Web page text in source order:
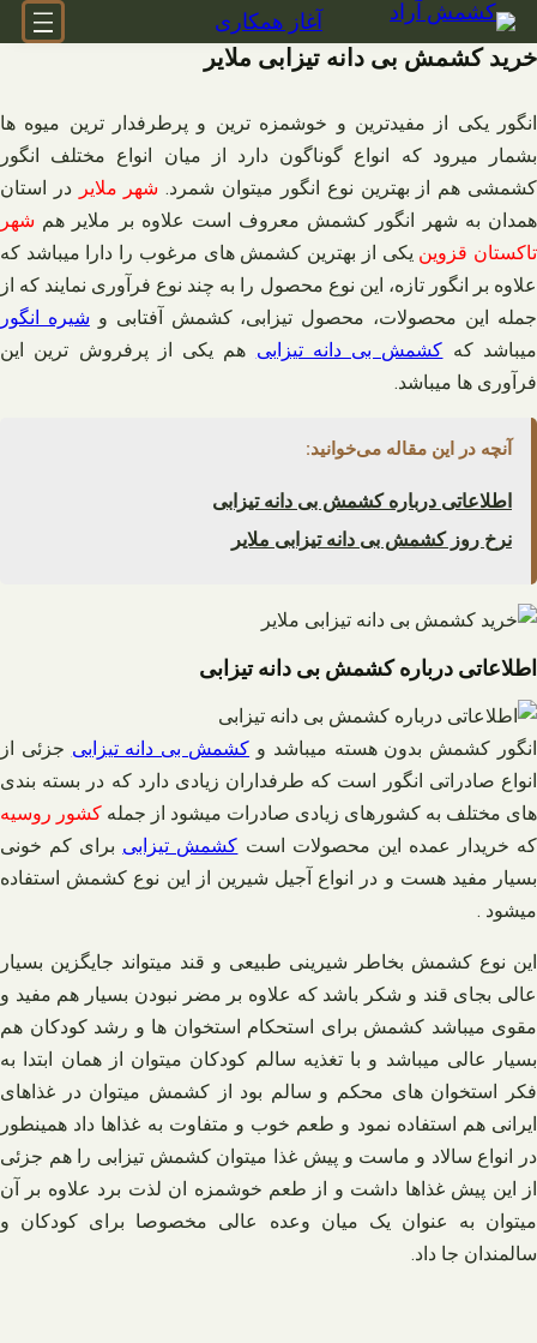
رفتن
به
محتوا
آغاز همکاری
خرید کشمش بی دانه تیزابی ملایر
انگور یکی از مفیدترین و خوشمزه ترین و پرطرفدار ترین میوه ها
بشمار میرود که انواع گوناگون دارد از میان انواع مختلف انگور
کشمشی هم از بهترین نوع انگور میتوان شمرد. شهر ملایر در استان
همدان به شهر انگور کشمش معروف است علاوه بر ملایر هم شهر
تاکستان قزوین یکی از بهترین کشمش های مرغوب را دارا میباشد که
علاوه بر انگور تازه، این نوع محصول را به چند نوع فرآوری نمایند که از
جمله این محصولات، محصول تیزابی، کشمش آفتابی و شیره انگور
میباشد که کشمش بی دانه تیزابی هم یکی از پرفروش ترین این
فرآوری ها میباشد.
آنچه در این مقاله می‌خوانید:
اطلاعاتی درباره کشمش بی دانه تیزابی
نرخ روز کشمش بی دانه تیزابی ملایر
اطلاعاتی درباره کشمش بی دانه تیزابی
انگور کشمش بدون هسته میباشد و کشمش بی دانه تیزابی جزئی از
انواع صادراتی انگور است که طرفداران زیادی دارد که در بسته بندی
های مختلف به کشورهای زیادی صادرات میشود از جمله کشور روسیه
که خریدار عمده این محصولات است کشمش تیزابی برای کم خونی
بسیار مفید هست و در انواع آجیل شیرین از این نوع کشمش استفاده
میشود .
این نوع کشمش بخاطر شیرینی طبیعی و قند میتواند جایگزین بسیار
عالی بجای قند و شکر باشد که علاوه بر مضر نبودن بسیار هم مفید و
مقوی میباشد کشمش برای استحکام استخوان ها و رشد کودکان هم
بسیار عالی میباشد و با تغذیه سالم کودکان میتوان از همان ابتدا به
فکر استخوان های محکم و سالم بود از کشمش میتوان در غذاهای
ایرانی هم استفاده نمود و طعم خوب و متفاوت به غذاها داد همینطور
در انواع سالاد و ماست و پیش غذا میتوان کشمش تیزابی را هم جزئی
از این پیش غذاها داشت و از طعم خوشمزه ان لذت برد علاوه بر آن
میتوان به عنوان یک میان وعده عالی مخصوصا برای کودکان و
سالمندان جا داد.